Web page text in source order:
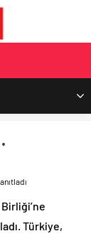
destek
Türkiye,